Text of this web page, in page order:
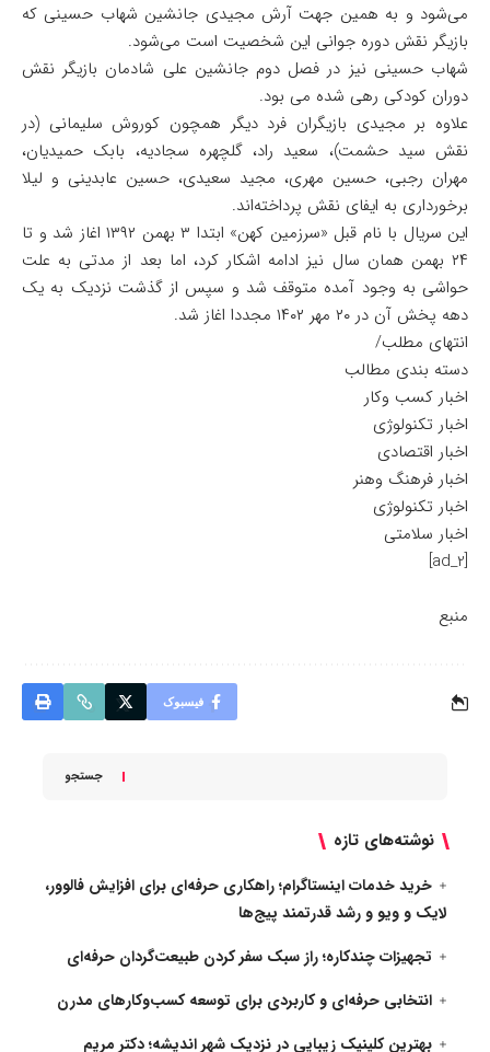
می‌شود و به همین جهت آرش مجیدی جانشین شهاب حسینی که
بازیگر نقش دوره جوانی این شخصیت است می‌شود.
شهاب حسینی نیز در فصل دوم جانشین علی شادمان بازیگر نقش
دوران کودکی رهی شده می بود.
علاوه بر مجیدی بازیگران فرد دیگر همچون کوروش سلیمانی (در
نقش سید حشمت)، سعید راد، گلچهره سجادیه، بابک حمیدیان،
مهران رجبی، حسین مهری، مجید سعیدی، حسین عابدینی و لیلا
برخورداری به ایفای نقش پرداخته‌اند.
این سریال با نام قبل «سرزمین کهن» ابتدا ۳ بهمن ۱۳۹۲ اغاز شد و تا
۲۴ بهمن همان سال نیز ادامه اشکار کرد، اما بعد از مدتی به علت
حواشی به وجود آمده متوقف شد و سپس از گذشت نزدیک به یک
دهه پخش آن در ۲۰ مهر ۱۴۰۲ مجددا اغاز شد.
انتهای مطلب/
دسته بندی مطالب
اخبار کسب وکار
اخبار تکنولوژی
اخبار اقتصادی
اخبار فرهنگ وهنر
اخبار تکنولوژی
اخبار سلامتی
[ad_2]
منبع
فیسبوک
جستجو
نوشته‌های تازه
خرید خدمات اینستاگرام؛ راهکاری حرفه‌ای برای افزایش فالوور،
لایک و ویو و رشد قدرتمند پیج‌ها
تجهیزات چندکاره؛ راز سبک سفر کردن طبیعت‌گردان حرفه‌ای
انتخابی حرفه‌ای و کاربردی برای توسعه کسب‌وکارهای مدرن
بهترین کلینیک زیبایی در نزدیک شهر اندیشه؛ دکتر مریم